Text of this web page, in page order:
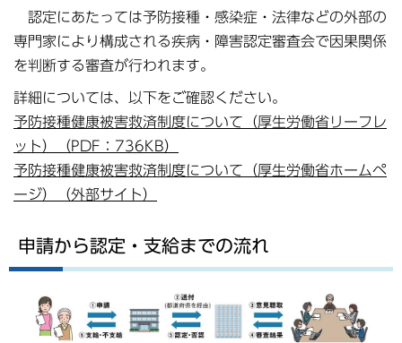
認定にあたっては予防接種・感染症・法律などの外部の
専門家により構成される疾病・障害認定審査会で因果関係
を判断する審査が行われます。
詳細については、以下をご確認ください。
予防接種健康被害救済制度について（厚生労働省リーフレ
ット）（PDF：736KB）
予防接種健康被害救済制度について（厚生労働省ホームペ
ージ）（外部サイト）
申請から認定・支給までの流れ